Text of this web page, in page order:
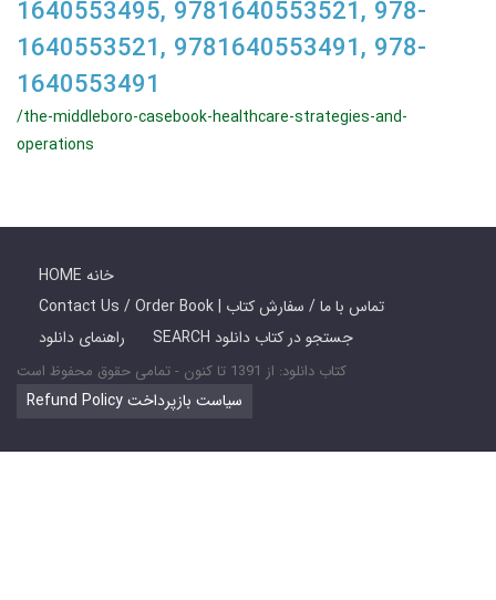
1640553495, 9781640553521, 978-
1640553521, 9781640553491, 978-
1640553491
/the-middleboro-casebook-healthcare-strategies-and-
operations
HOME خانه
Contact Us / Order Book | تماس با ما / سفارش کتاب
راهنمای دانلود
SEARCH جستجو در کتاب دانلود
کتاب دانلود: از 1391 تا کنون - تمامی حقوق محفوظ است
Refund Policy سیاست بازپرداخت